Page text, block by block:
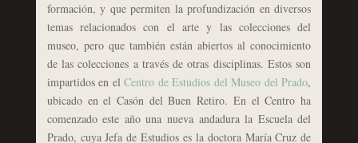
formación, y que permiten la profundización en diversos
temas relacionados con el arte y las colecciones del
museo, pero que también están abiertos al conocimiento
de las colecciones a través de otras disciplinas. Estos son
impartidos en elCentro de Estudios del Museo del Prado,
ubicado en el Casón del Buen Retiro. En el Centro ha
comenzado este año una nueva andadura la Escuela del
Prado, cuya Jefa de Estudios es la doctora María Cruz de